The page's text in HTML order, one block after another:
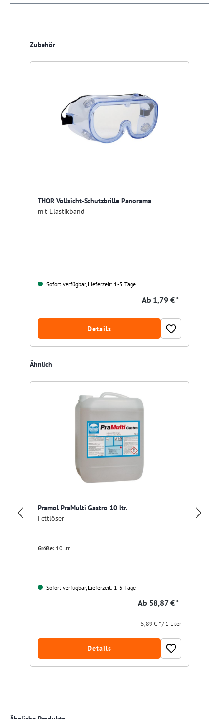
Produktgalerie überspringen
Zubehör
THOR Vollsicht-Schutzbrille Panorama
mit Elastikband
Sofort verfügbar, Lieferzeit: 1-5 Tage
Ab 1,79 € *
Details
Produktgalerie überspringen
Ähnlich
Pramol PraMulti Gastro 10 ltr.
Fettlöser
Größe: 10 ltr.
Sofort verfügbar, Lieferzeit: 1-5 Tage
Ab 58,87 € *
5,89 € * / 1 Liter
Details